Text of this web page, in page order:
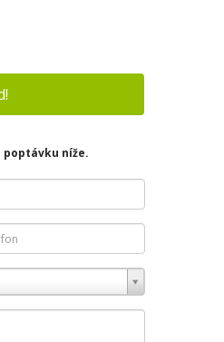
níže.